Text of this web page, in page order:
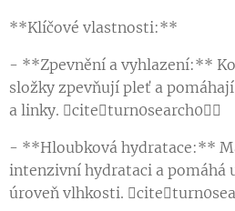
**Klíčové vlastnosti:**
- **Zpevnění a vyhlazení:**
složky zpevňují pleť a
a linky. citeturn0search0
- **Hloubková hydratace:**
intenzivní hydrataci a
úroveň vlhkosti.